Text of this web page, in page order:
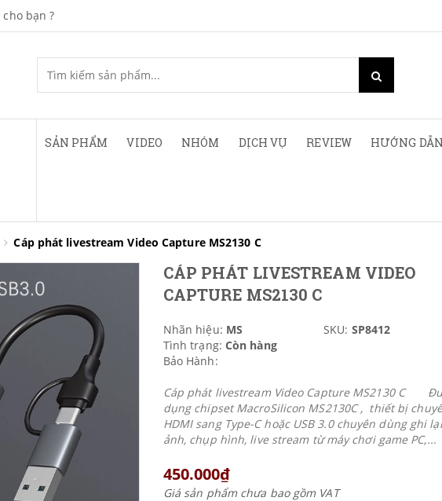
bạn ?
SẢN PHẨM VIDEO NHÓM DỊCH VỤ REVIEW HƯỚNG
Cáp phát livestream Video Capture MS2130 C
CÁP PHÁT LIVESTREAM VIDEO
CAPTURE MS2130 C
Nhãn hiệu: MS SKU: SP8412
Tình trạng: Còn hàng
Bảo Hành:
Cáp phát livestream Video Capture MS2130 C
dụng chipset MacroSilicon MS2130C , thiết bị
HDMI sang Type-C hoặc USB 3.0 chuyên dùng ghi
ảnh, chụp hình, live stream từ máy chơi game PC,...
450.000₫
Giá sản phẩm chưa bao gồm VAT